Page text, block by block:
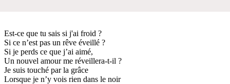
Est-ce que tu sais si j'ai froid ?
Si ce n’est pas un rêve éveillé ?
Si je perds ce que j’ai aimé,
Un nouvel amour me réveillera-t-il ?
Je suis touché par la grâce
Lorsque je n’y vois rien dans le noir